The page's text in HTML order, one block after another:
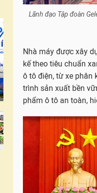
Lãnh đạo Tập đoàn
Nhà máy được xây
kế theo tiêu chuẩn
ô tô điện, từ xe phân
trình sản xuất bền
phẩm ô tô an toàn,